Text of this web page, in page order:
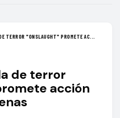
TERROR "ONSLAUGHT" PROMETE AC...
de terror
acción